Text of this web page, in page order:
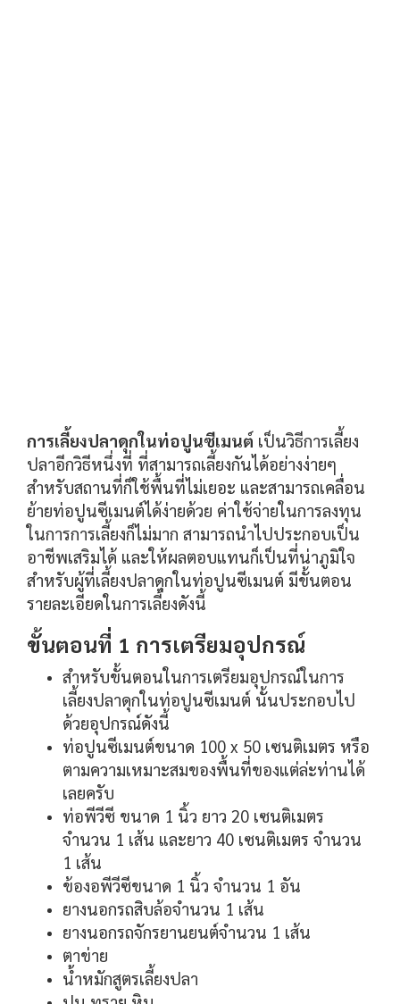
การเลี้ยงปลาดุกในท่อปูนซีเมนต์ เป็นวิธีการเลี้ยง
ปลาอีกวิธีหนึ่งที่ ที่สามารถเลี้ยงกันได้อย่างง่ายๆ
สำหรับสถานที่ก็ใช้พื้นที่ไม่เยอะ และสามารถเคลื่อน
ย้ายท่อปูนซีเมนต์ได้ง่ายด้วย ค่าใช้จ่ายในการลงทุน
ในการการเลี้ยงก็ไม่มาก สามารถนำไปประกอบเป็น
อาชีพเสริมได้ และให้ผลตอบแทนก็เป็นที่น่าภูมิใจ
สำหรับผู้ที่เลี้ยงปลาดุกในท่อปูนซีเมนต์ มีขั้นตอน
รายละเอียดในการเลี้ยงดังนี้
ขั้นตอนที่ 1 การเตรียมอุปกรณ์
สำหรับขั้นตอนในการเตรียมอุปกรณ์ในการ
เลี้ยงปลาดุกในท่อปูนซีเมนต์ นั้นประกอบไป
ด้วยอุปกรณ์ดังนี้
ท่อปูนซีเมนต์ขนาด 100 x 50 เซนติเมตร หรือ
ตามความเหมาะสมของพื้นที่ของแต่ล่ะท่านได้
เลยครับ
ท่อพีวีซี ขนาด 1 นิ้ว ยาว 20 เซนติเมตร
จำนวน 1 เส้น และยาว 40 เซนติเมตร จำนวน
1 เส้น
ข้องอพีวีซีขนาด 1 นิ้ว จำนวน 1 อัน
ยางนอกรถสิบล้อจำนวน 1 เส้น
ยางนอกรถจักรยานยนต์จำนวน 1 เส้น
ตาข่าย
น้ำหมักสูตรเลี้ยงปลา